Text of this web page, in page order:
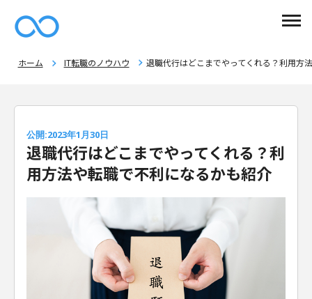
ホーム IT転職のノウハウ 退職代行はどこまでやってくれる？利用方
公開:2023年1月30日
退職代行はどこまでやってくれる？利
用方法や転職で不利になるかも紹介